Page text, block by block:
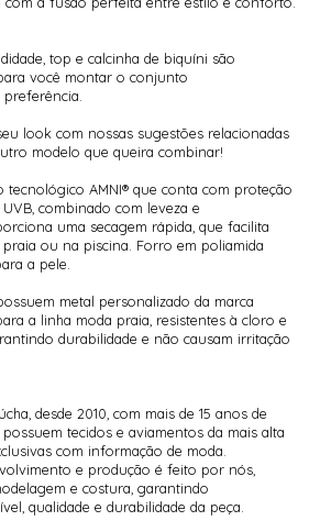
top e calcinha de biquíni são
você montar o conjunto
look com nossas sugestões relacionadas
modelo que queira combinar!
tecnológico AMNI® que conta com proteção
combinado com leveza e
uma secagem rápida, que facilita
ou na piscina. Forro em poliamida
a pele.
metal personalizado da marca
a linha moda praia, resistentes à cloro e
durabilidade e não causam irritação
desde 2010, com mais de 15 anos de
tecidos e aviamentos da mais alta
com informação de moda.
e produção é feito por nós,
e costura, garantindo
qualidade e durabilidade da peça.